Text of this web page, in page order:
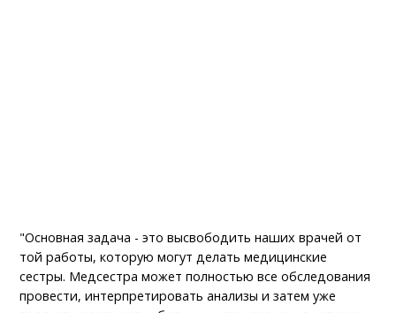
"Основная задача - это высвободить наших врачей от
той работы, которую могут делать медицинские
сестры. Медсестра может полностью все обследования
провести, интерпретировать анализы и затем уже